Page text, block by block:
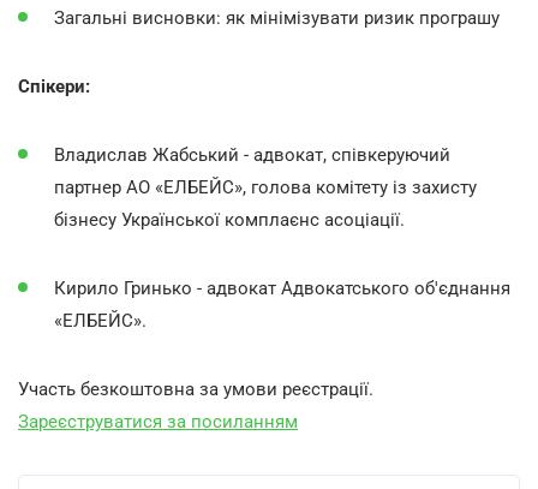
Загальні висновки: як мінімізувати ризик програшу
Спікери:
Владислав Жабський - адвокат, співкеруючий
партнер АО «ЕЛБЕЙС», голова комітету із захисту
бізнесу Української комплаєнс асоціації.
Кирило Гринько - адвокат Адвокатського об'єднання
«ЕЛБЕЙС».
Участь безкоштовна за умови реєстрації.
Зареєструватися за посиланням